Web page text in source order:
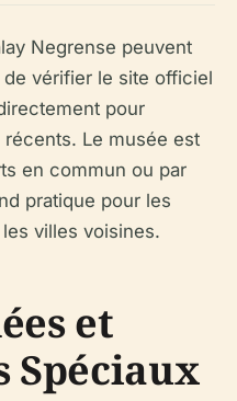
Negrense peuvent
vérifier le site officiel
pour
Le musée est
en commun ou par
pratique pour les
villes voisines.
et
Spéciaux